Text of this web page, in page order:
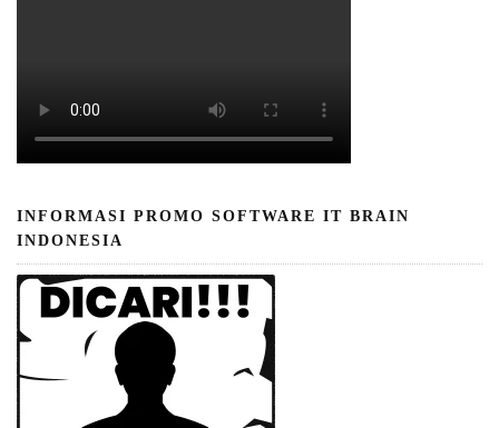
INFORMASI PROMO SOFTWARE IT BRAIN
INDONESIA